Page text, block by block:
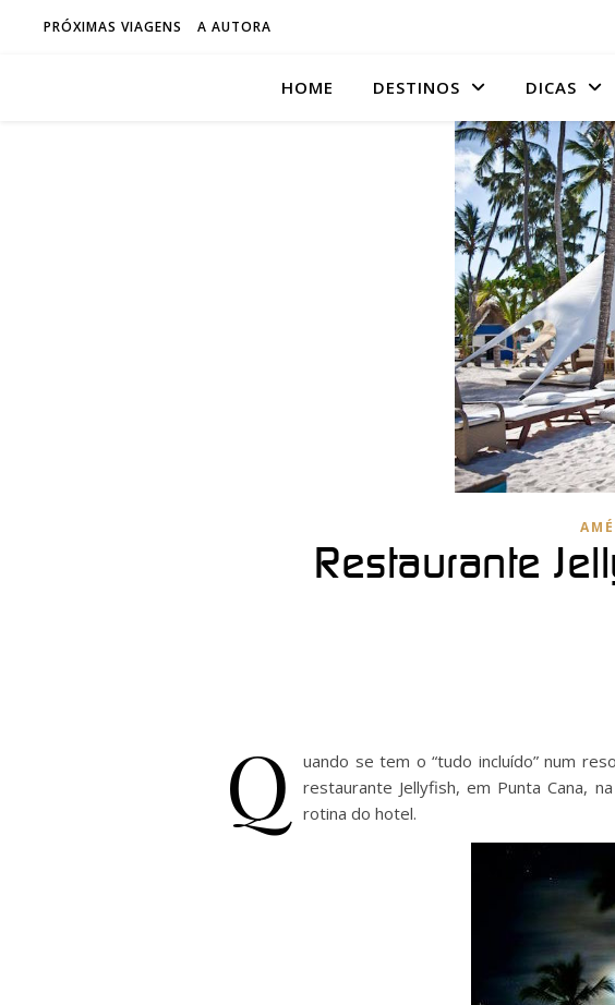
PRÓXIMAS VIAGENS A AUTORA
HOME DESTINOS DICAS
Restaurante
Q
uando se tem o “tudo incluído” num
restaurante Jellyfish, em Punta Cana,
rotina do hotel.